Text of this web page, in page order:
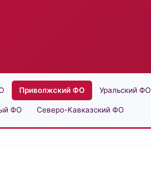
Приволжский ФО Уральский ФО
ФО Северо-Кавказский ФО